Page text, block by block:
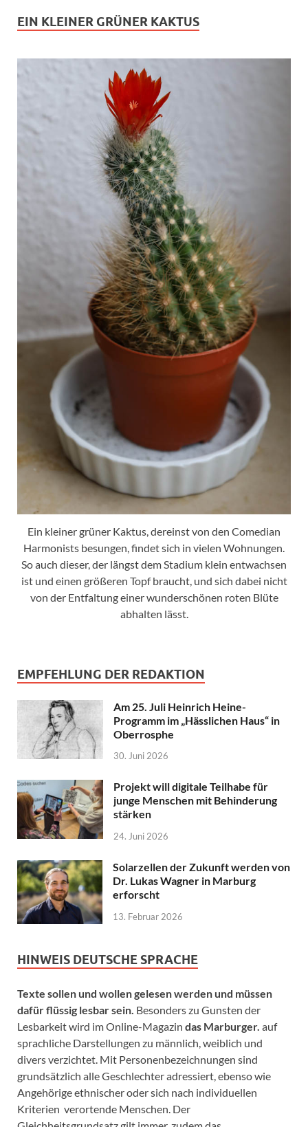
EIN KLEINER GRÜNER KAKTUS
Ein kleiner grüner Kaktus, dereinst von den Comedian
Harmonists besungen, findet sich in vielen Wohnungen.
So auch dieser, der längst dem Stadium klein entwachsen
ist und einen größeren Topf braucht, und sich dabei nicht
von der Entfaltung einer wunderschönen roten Blüte
abhalten lässt.
EMPFEHLUNG DER REDAKTION
Am 25. Juli Heinrich Heine-
Programm im „Hässlichen Haus“ in
Oberrosphe
30. Juni 2026
Projekt will digitale Teilhabe für
junge Menschen mit Behinderung
stärken
24. Juni 2026
Solarzellen der Zukunft werden von
Dr. Lukas Wagner in Marburg
erforscht
13. Februar 2026
HINWEIS DEUTSCHE SPRACHE
Texte sollen und wollen gelesen werden und müssen
dafür flüssig lesbar sein. Besonders zu Gunsten der
Lesbarkeit wird im Online-Magazin das Marburger. auf
sprachliche Darstellungen zu männlich, weiblich und
divers verzichtet. Mit Personenbezeichnungen sind
grundsätzlich alle Geschlechter adressiert, ebenso wie
Angehörige ethnischer oder sich nach individuellen
Kriterien verortende Menschen. Der